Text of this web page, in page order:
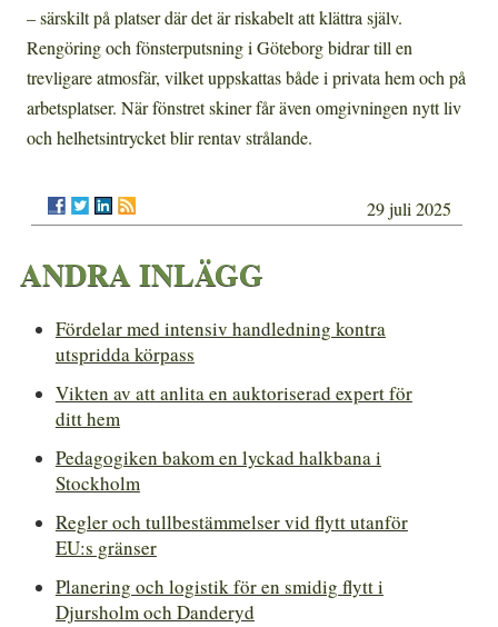
– särskilt på platser där det är riskabelt att klättra själv.
Rengöring och fönsterputsning i Göteborg bidrar till en
trevligare atmosfär, vilket uppskattas både i privata hem och på
arbetsplatser. När fönstret skiner får även omgivningen nytt liv
och helhetsintrycket blir rentav strålande.
29 juli 2025
ANDRA INLÄGG
Fördelar med intensiv handledning kontra
utspridda körpass
Vikten av att anlita en auktoriserad expert för
ditt hem
Pedagogiken bakom en lyckad halkbana i
Stockholm
Regler och tullbestämmelser vid flytt utanför
EU:s gränser
Planering och logistik för en smidig flytt i
Djursholm och Danderyd